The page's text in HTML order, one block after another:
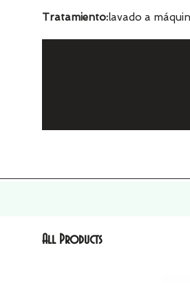
Tratamiento:lavado a
All Products